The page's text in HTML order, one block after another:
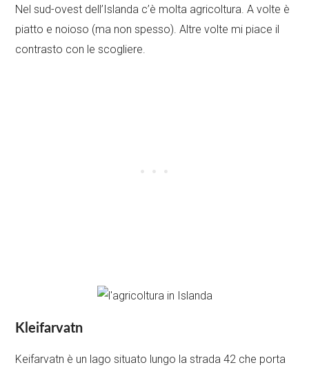
Nel sud-ovest dell’Islanda c’è molta agricoltura. A volte è
piatto e noioso (ma non spesso). Altre volte mi piace il
contrasto con le scogliere.
Kleifarvatn
Keifarvatn è un lago situato lungo la strada 42 che porta